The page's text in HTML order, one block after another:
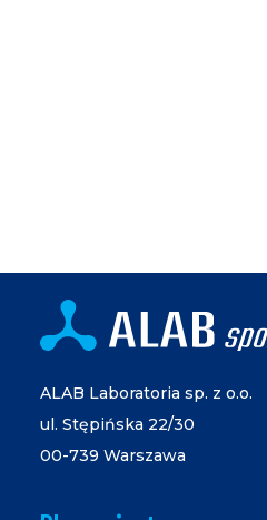
ALAB Laboratoria sp. z o.o.
ul. Stępińska 22/30
00-739 Warszawa